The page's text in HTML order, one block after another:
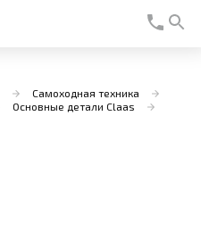
Самоходная техника
Основные детали Claas